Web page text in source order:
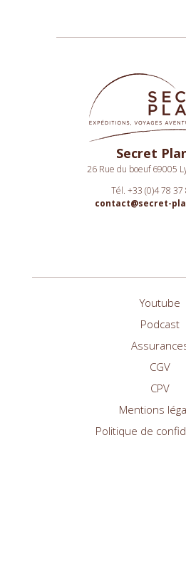
Secret
26 Rue du boeuf 69005
Tél. +33 (0)4 78 37
contact@secret-
Youtube
Podcast
CGV
CPV
Mentions
Politique de